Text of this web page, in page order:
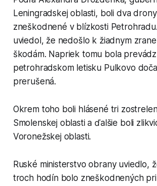
Leningradskej oblasti, boli dva drony
zneškodnené v blízkosti
uviedol, že nedošlo k žiadnym
škodám. Napriek tomu bola
petrohradskom letisku Pulkovo
prerušená.
Okrem toho boli hlásené tri
Smolenskej oblasti a ďalšie boli
Voronežskej oblasti.
Ruské ministerstvo obrany uviedlo,
troch hodín bolo zneškodnených